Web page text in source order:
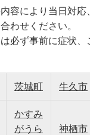
容により当日対応
わせください。
必ず事前に症状、
茨城町 牛久市
かすみ
がうら
神栖市